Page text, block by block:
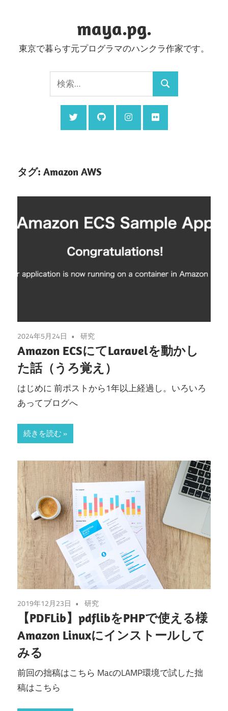
ン
maya.pg.
東京で暮らす元プログラマのハンクラ作家です。
索:
検
索
タグ: Amazon AWS
2024年5月24日 研究
Amazon ECSにてLaravelを動かし
た話（うろ覚え）
はじめに 前ポストから1年以上経過し。いろいろ
あってブログへ
続きを読む
2019年12月23日 研究
【PDFLib】pdflibをPHPで使える様
Amazon Linuxにインストールして
みる
前回の拙稿はこちら MacのLAMP環境で試した拙
稿はこちら